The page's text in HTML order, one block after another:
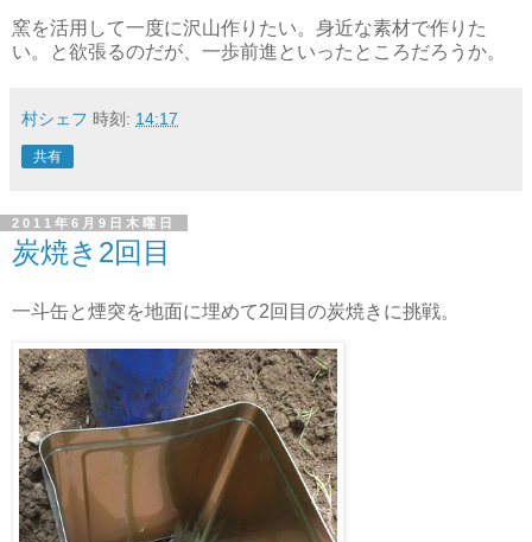
窯を活用して一度に沢山作りたい。身近な素材で作りた
い。と欲張るのだが、一歩前進といったところだろうか。
村シェフ 時刻: 14:17
共有
2011年6月9日木曜日
炭焼き2回目
一斗缶と煙突を地面に埋めて2回目の炭焼きに挑戦。